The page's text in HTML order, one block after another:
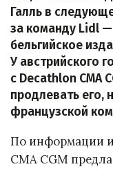
Галль в
за команду Lidl
бельгийское
У австрийского
с Decathlon CMA
продлевать его,
французской
По информации
CMA CGM